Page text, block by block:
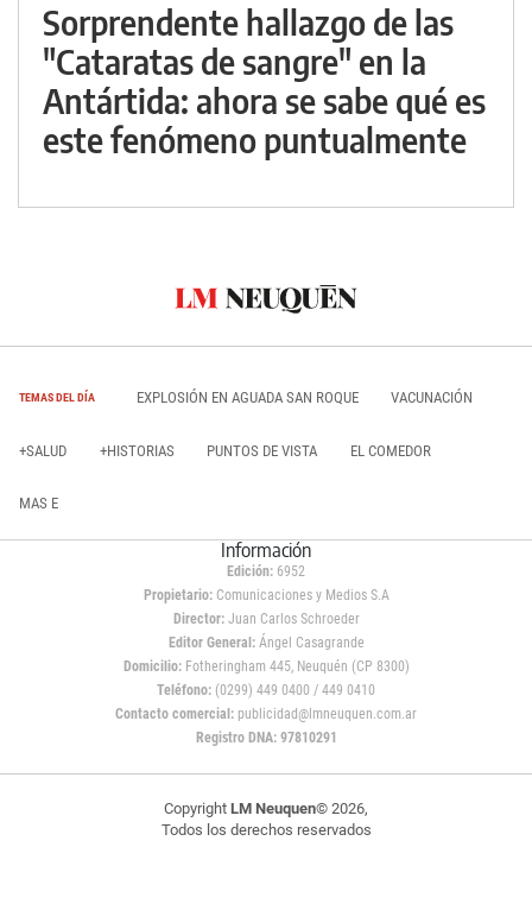
Sorprendente hallazgo de las
"Cataratas de sangre" en la
Antártida: ahora se sabe qué es
este fenómeno puntualmente
TEMAS DEL DÍA EXPLOSIÓN EN AGUADA SAN ROQUE VACUNACIÓN
+SALUD +HISTORIAS PUNTOS DE VISTA EL COMEDOR
MAS E
Información
Edición: 6952
Propietario:Comunicaciones y Medios S.A
Director: Juan Carlos Schroeder
Editor General:Ángel Casagrande
Domicilio:Fotheringham 445, Neuquén (CP 8300)
Teléfono: (0299) 449 0400 / 449 0410
Contacto comercial: publicidad@lmneuquen.com.ar
Registro DNA: 97810291
Copyright LM Neuquen© 2026,
Todos los derechos reservados